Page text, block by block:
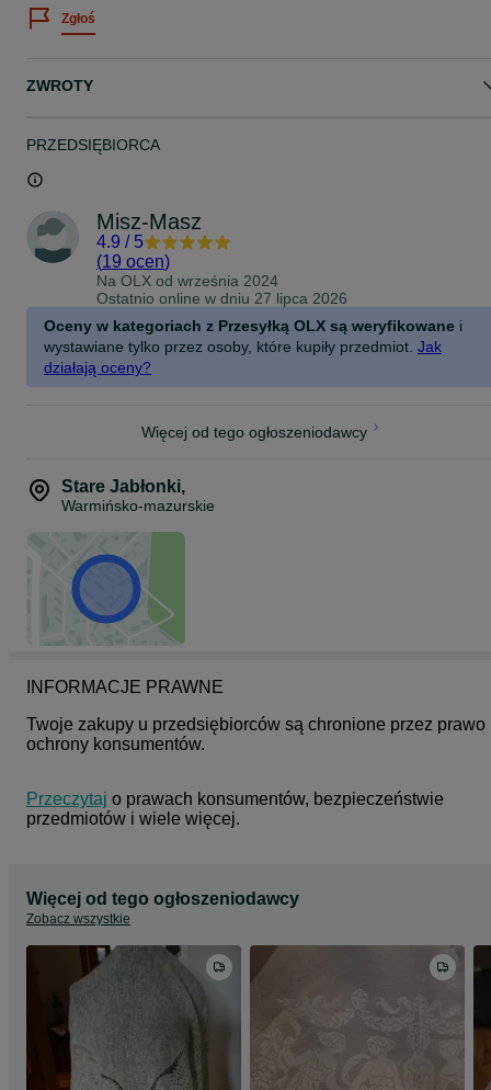
Zgłoś
ZWROTY
PRZEDSIĘBIORCA
Misz-Masz
4.9 / 5
(19 ocen)
Na OLX od września 2024
Ostatnio online w dniu 27 lipca 2026
Oceny w kategoriach z Przesyłką OLX są weryfikowane i
wystawiane tylko przez osoby, które kupiły przedmiot. Jak
działają oceny?
Więcej od tego ogłoszeniodawcy
Stare Jabłonki,
Warmińsko-mazurskie
INFORMACJE PRAWNE
Twoje zakupy u przedsiębiorców są chronione przez prawo
ochrony konsumentów.
Przeczytaj o prawach konsumentów, bezpieczeństwie
przedmiotów i wiele więcej.
Więcej od tego ogłoszeniodawcy
Zobacz wszystkie